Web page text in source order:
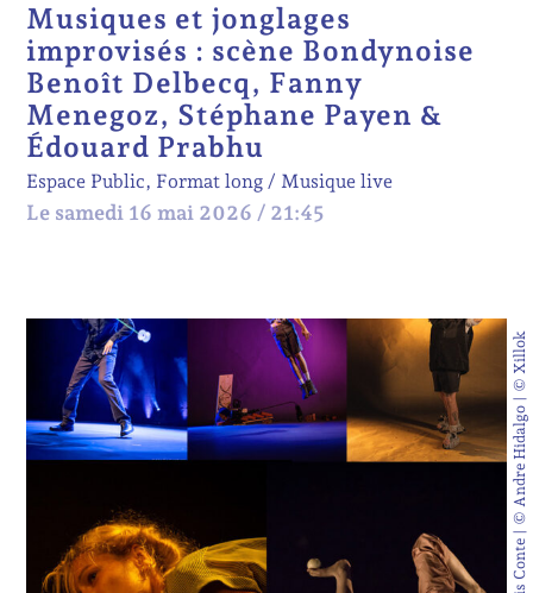
Musiques et jonglages
improvisés : scène Bondynoise
Benoît Delbecq, Fanny
Menegoz, Stéphane Payen &
Édouard Prabhu
Espace Public, Format long Musique live
Le samedi 16 mai 2026 / 21:45